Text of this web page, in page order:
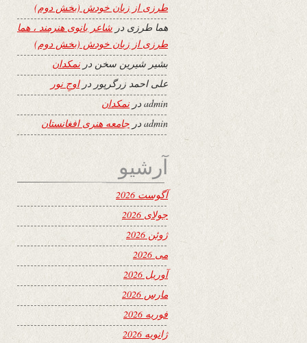
طرزی از زبان خودش (بخش دوم)
هما طرزی در شاعر بانوی هنرمند ، هما
طرزی از زبان خودش (بخش دوم)
بشیر شیرین سخن درنمکدان
علی احمد زرگرپور دراوجِ نور
adminدرنمکدان
admin در جامعه هنری افغانستان
آرشیو
آگوست 2026
جولای 2026
ژوئن 2026
می 2026
آوریل 2026
مارس 2026
فوریه 2026
ژانویه 2026